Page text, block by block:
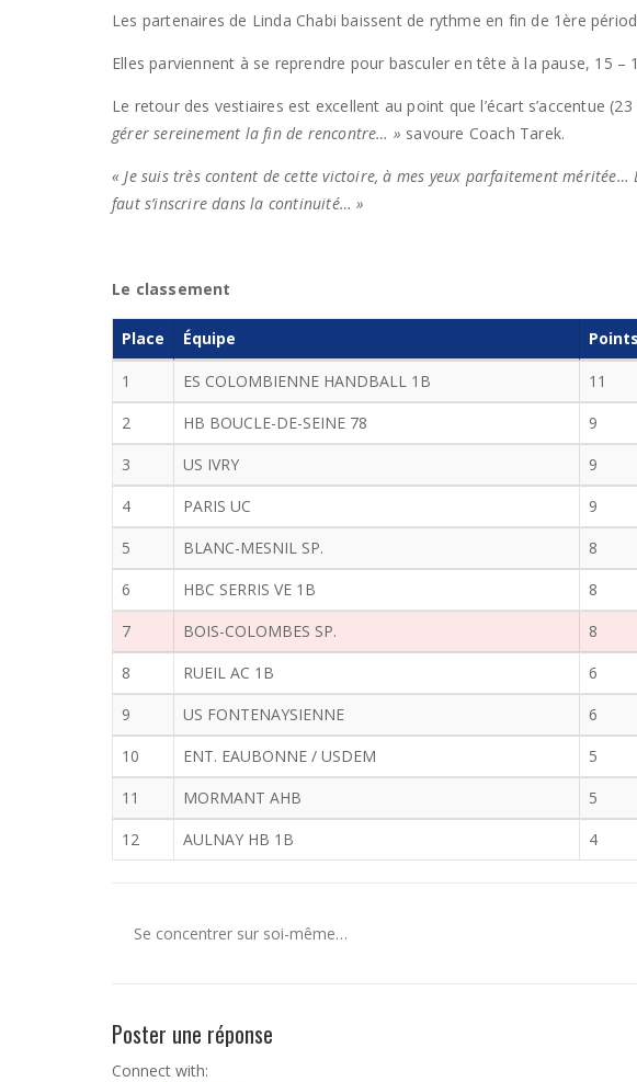
Les partenaires de Linda Chabi baissent de rythme en fin de 1ère
Elles parviennent à se reprendre pour basculer en tête à la pause, 15 –
Le retour des vestiaires est excellent au point que l’écart s’accentue
gérer sereinement la fin de rencontre… » savoure Coach Tarek.
« Je suis très content de cette victoire, à mes yeux parfaitement méritée…
faut s’inscrire dans la continuité… »
Le classement
Place Équipe Points
1 ES COLOMBIENNE HANDBALL 1B 11
2
HB BOUCLE-DE-SEINE 78 9
3
US IVRY 9
4
PARIS UC 9
5
BLANC-MESNIL SP. 8
6
HBC SERRIS VE 1B 8
7
BOIS-COLOMBES SP. 8
8
RUEIL AC 1B 6
9
US FONTENAYSIENNE 6
10
ENT. EAUBONNE / USDEM 5
11
MORMANT AHB 5
12
AULNAY HB 1B 4
Se concentrer sur soi-même…
Poster une réponse
Connect with: